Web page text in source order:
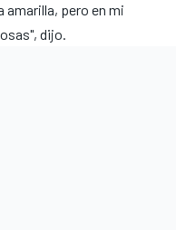
amarilla, pero en mi
dijo.